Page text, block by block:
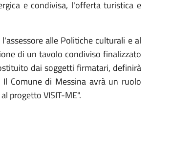
e condivisa, l'offerta turistica e
alle Politiche culturali e al
di un tavolo condiviso finalizzato
dai soggetti firmatari, definirà
Comune di Messina avrà un ruolo
progetto VISIT-ME".